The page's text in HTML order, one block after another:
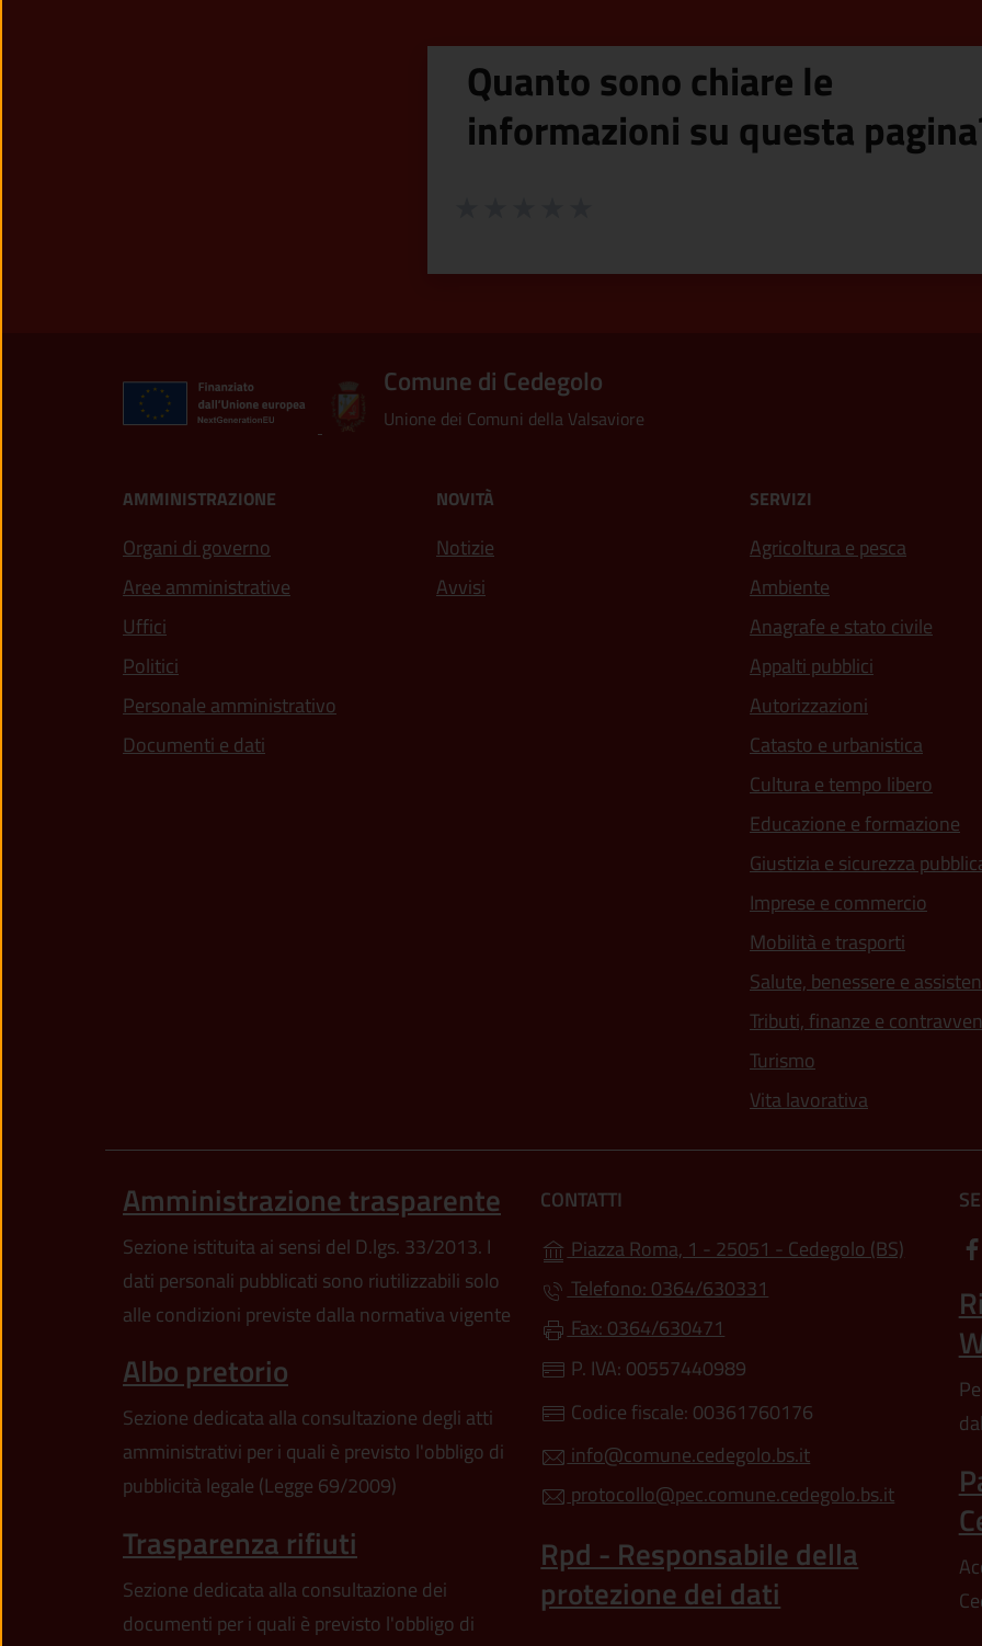
Quanto sono chiare le
informazioni su questa
Comune di Cedegolo
Unione dei Comuni della Valsaviore
AMMINISTRAZIONE
Organi di governo
Aree amministrative
Uffici
Politici
Personale amministrativo
Documenti e dati
NOVITÀ
Notizie
Avvisi
SERVIZI
Agricoltura e pesca
Ambiente
Anagrafe e stato civile
Appalti pubblici
Autorizzazioni
Catasto e urbanistica
Cultura e tempo libero
Educazione e formazione
Giustizia e sicurezza
Imprese e commercio
Mobilità e trasporti
Salute, benessere e
Tributi, finanze e
Turismo
Vita lavorativa
Amministrazione trasparente
Sezione istituita ai sensi del D.lgs. 33/2013. I
dati personali pubblicati sono riutilizzabili solo
alle condizioni previste dalla normativa vigente
Albo pretorio
Sezione dedicata alla consultazione degli atti
amministrativi per i quali è previsto l'obbligo di
pubblicità legale (Legge 69/2009)
Trasparenza rifiuti
Sezione dedicata alla consultazione dei
documenti per i quali è previsto l'obbligo di
CONTATTI
Piazza Roma, 1 - 25051 - Cedegolo (BS) (apre
Telefono: 0364/630331
Fax: 0364/630471
P. IVA: 00557440989
Codice fiscale: 00361760176
info@comune.cedegolo.bs.it
protocollo@pec.comune.cedegolo.bs.it
Rpd - Responsabile della
protezione dei dati